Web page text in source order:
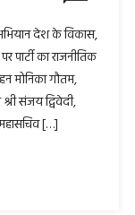
अभियान देश के विकास,
पार्टी का राजनीतिक
मोनिका गौतम,
श्री संजय द्विवेदी,
[…]